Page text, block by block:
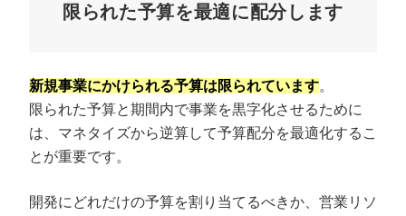
限られた予算を最適に配分します
新規事業にかけられる予算は限られています。
限られた予算と期間内で事業を黒字化させるために
は、マネタイズから逆算して予算配分を最適化するこ
とが重要です。
開発にどれだけの予算を割り当てるべきか、営業リソ